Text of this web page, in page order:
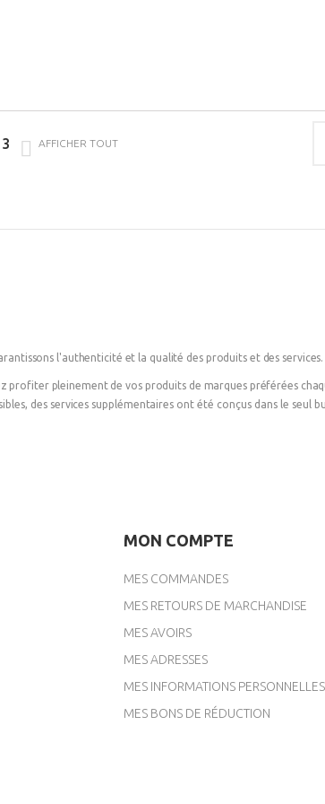
AFFICHER TOUT
3
l'authenticité et la qualité des produits et des services.
profiter pleinement de vos produits de marques préférées
des services supplémentaires ont été conçus dans le seul
MON COMPTE
MES COMMANDES
MES RETOURS DE MARCHANDISE
MES AVOIRS
MES ADRESSES
MES INFORMATIONS PERSONNELLES
MES BONS DE RÉDUCTION